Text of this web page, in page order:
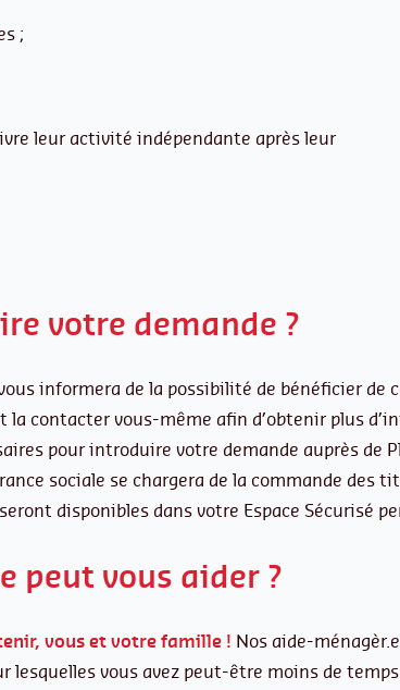
;
leur activité indépendante après leur
votre demande ?
informera de la possibilité de bénéficier de
contacter vous-même afin d’obtenir plus
pour introduire votre demande auprès de
sociale se chargera de la commande des
disponibles dans votre Espace Sécurisé
peut vous aider ?
vous et votre famille ! Nos aide-
lesquelles vous avez peut-être moins de